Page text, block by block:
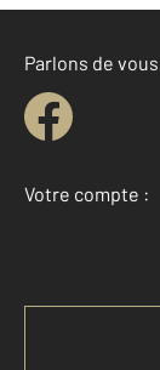
Parlons de
Votre compte :